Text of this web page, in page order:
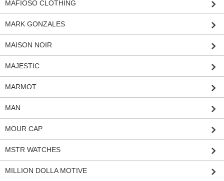
MAFIOSO CLOTHING
MARK GONZALES
MAISON NOIR
MAJESTIC
MARMOT
MAN
MOUR CAP
MSTR WATCHES
MILLION DOLLA MOTIVE